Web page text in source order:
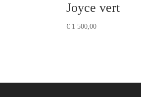
Joyce vert
€ 1 500,00